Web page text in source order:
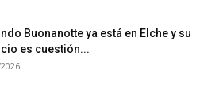
Buonanotte ya está en Elche y su
es cuestión...